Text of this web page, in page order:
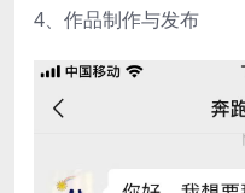
4、作品制作与发布